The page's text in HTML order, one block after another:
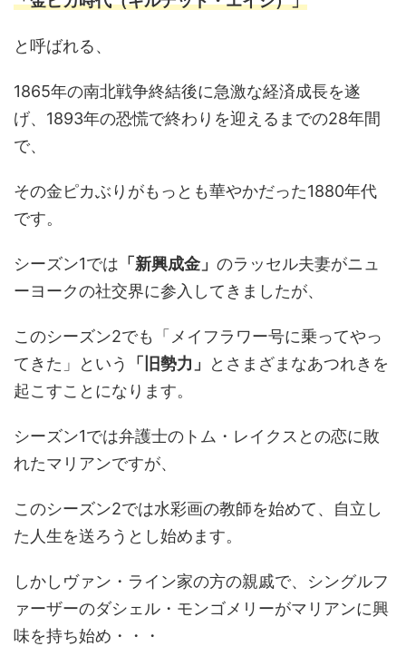
と呼ばれる、
1865年の南北戦争終結後に急激な経済成長を遂
げ、1893年の恐慌で終わりを迎えるまでの28年間
で、
その金ピカぶりがもっとも華やかだった1880年代
です。
シーズン1では 「新興成金」 のラッセル夫妻がニュ
ーヨークの社交界に参入してきましたが、
このシーズン2でも「メイフラワー号に乗ってやっ
てきた」という
「旧勢力」
とさまざまなあつれきを
起こすことになります。
シーズン1では弁護士のトム・レイクスとの恋に敗
れたマリアンですが、
このシーズン2では水彩画の教師を始めて、自立し
た人生を送ろうとし始めます。
しかしヴァン・ライン家の方の親戚で、シングルフ
ァーザーのダシェル・モンゴメリーがマリアンに興
味を持ち始め・・・